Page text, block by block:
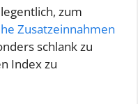
zum
Zusatzeinnahmen
schlank zu
Index zu